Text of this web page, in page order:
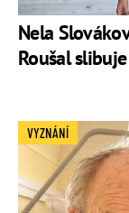
Nela
Roušal
VYZNÁNÍ